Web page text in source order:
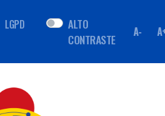
LGPD
ALTO
CONTRASTE
A-